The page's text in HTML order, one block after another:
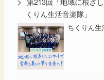
くりん生活音楽隊」
ちくりん